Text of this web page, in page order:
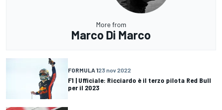
More from
Marco Di Marco
FORMULA 123 nov 2022
F1 | Ufficiale: Ricciardo è il terzo pilota Red Bull
per il 2023